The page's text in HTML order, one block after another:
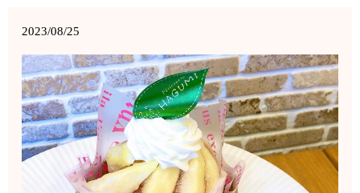
2023/08/25